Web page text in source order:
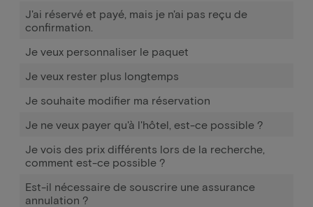
J'ai réservé et payé, mais je n'ai pas reçu de
confirmation.
Je veux personnaliser le paquet
Je veux rester plus longtemps
Je souhaite modifier ma réservation
Je ne veux payer qu'à l'hôtel, est-ce possible ?
Je vois des prix différents lors de la recherche,
comment est-ce possible ?
Est-il nécessaire de souscrire une assurance
annulation ?